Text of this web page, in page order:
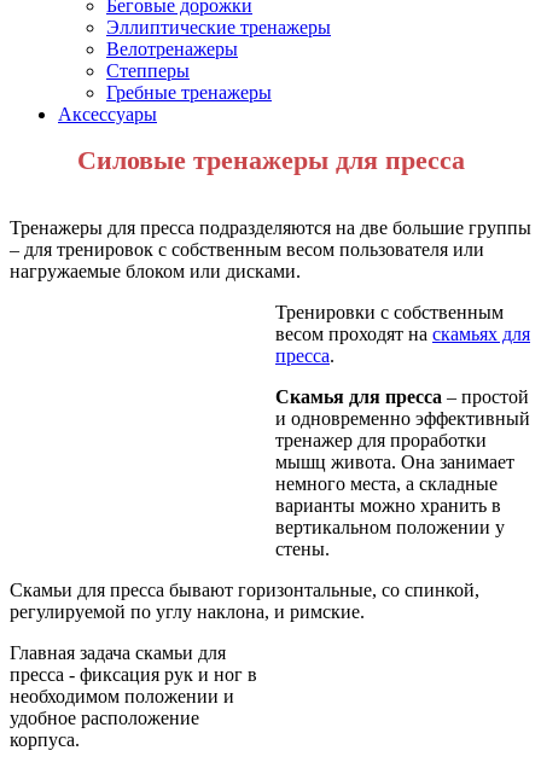
Беговые дорожки
Эллиптические тренажеры
Велотренажеры
Степперы
Гребные тренажеры
Аксессуары
Силовые тренажеры для пресса
Тренажеры для пресса подразделяются на две большие группы
– для тренировок с собственным весом пользователя или
нагружаемые блоком или дисками.
Тренировки с собственным
весом проходят на скамьях для
пресса.
Скамья для пресса – простой
и одновременно эффективный
тренажер для проработки
мышц живота. Она занимает
немного места, а складные
варианты можно хранить в
вертикальном положении у
стены.
Скамьи для пресса бывают горизонтальные, со спинкой,
регулируемой по углу наклона, и римские.
Главная задача скамьи для
пресса - фиксация рук и ног в
необходимом положении и
удобное расположение
корпуса.